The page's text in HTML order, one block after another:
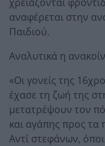
αναφέρεται στην
Παιδιού.
Αναλυτικά η
«Οι γονείς της
έχασε τη ζωή της
μετατρέψουν τον
και αγάπης προς τα
Αντί στεφάνων,